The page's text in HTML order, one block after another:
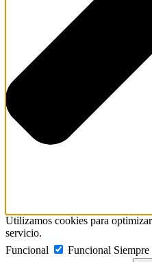
Utilizamos cookies para
servicio.
Funcional
Funcional